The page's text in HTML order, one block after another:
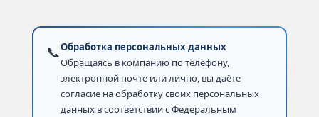
📞Обработка персональных данных
Обращаясь в компанию по телефону,
электронной почте или лично, вы даёте
согласие на обработку своих персональных
данных в соответствии с Федеральным